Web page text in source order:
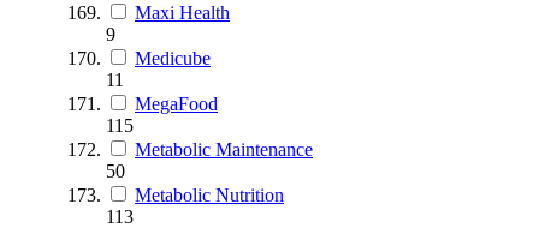
Maxi Health
9
Medicube
11
MegaFood
115
Metabolic Maintenance
50
Metabolic Nutrition
113